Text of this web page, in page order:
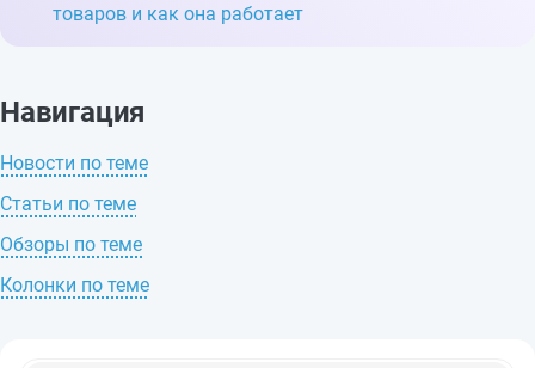
товаров и как она работает
Навигация
Новости по теме
Статьи по теме
Обзоры по теме
Колонки по теме